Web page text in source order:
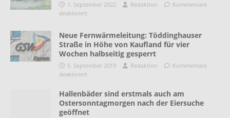
1. September 2022 Redaktion
Kommentare
deaktiviert
Neue Fernwärmeleitung: Töddinghauser
Straße in Höhe von Kaufland für vier
Wochen halbseitig gesperrt
5. September 2019 Redaktion
Kommentare
deaktiviert
Hallenbäder sind erstmals auch am
Ostersonntagmorgen nach der Eiersuche
geöffnet